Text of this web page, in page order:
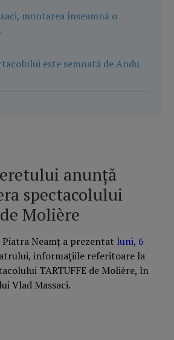
montarea înseamnă o
este semnată de Andu
anunță
spectacolului
Molière
Neamț a prezentat luni, 6
informațiile referitoare la
TARTUFFE de Molière, în
Vlad Massaci.